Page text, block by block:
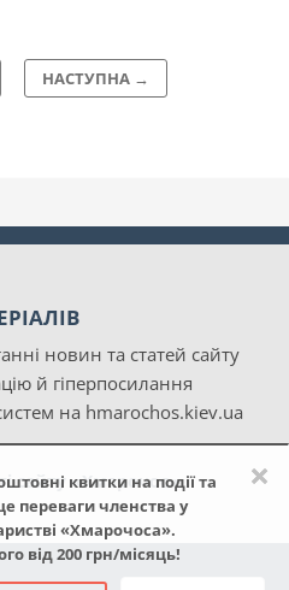
×
квитки на події та
переваги членства у
«Хмарочоса».
від 200 грн/місяць!
НАСТУПНА →
новин та статей сайту
й гіперпосилання
на hmarochos.kiev.ua
сайту «Хмарочос»